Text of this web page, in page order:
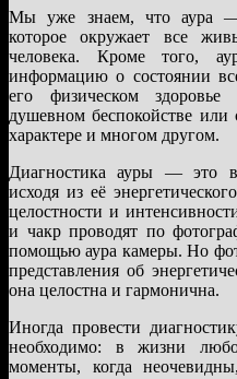
Мы уже знаем, что аура —
которое окружает все
человека. Кроме того,
информацию о состоянии
его физическом
душевном беспокойстве или
характере и многом другом.
Диагностика ауры — это
исходя из её
целостности и
и чакр проводят по
помощью аура камеры. Но
представления об
она целостна и гармонична.
Иногда провести
необходимо: в жизни
моменты, когда